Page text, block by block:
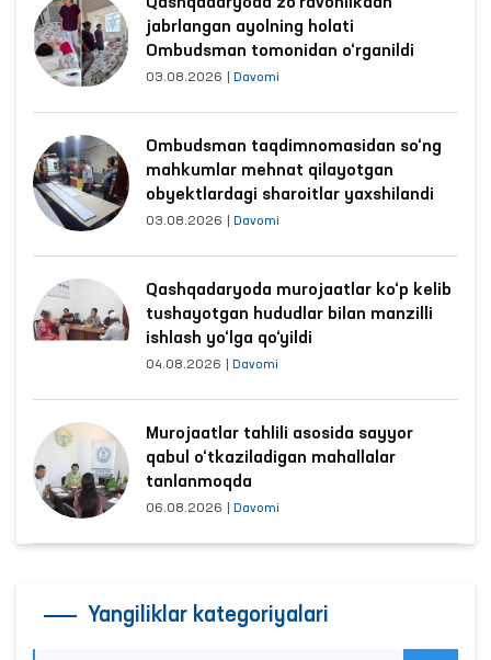
jabrlangan ayolning holati
Ombudsman tomonidan o‘rganildi
03.08.2026 Davomi
Ombudsman taqdimnomasidan so‘ng
mahkumlar mehnat qilayotgan
obyektlardagi sharoitlar yaxshilandi
03.08.2026 Davomi
Qashqadaryoda murojaatlar ko‘p kelib
tushayotgan hududlar bilan manzilli
ishlash yo‘lga qo‘yildi
04.08.2026 Davomi
Murojaatlar tahlili asosida sayyor
qabul o‘tkaziladigan mahallalar
tanlanmoqda
06.08.2026 Davomi
Yangiliklar kategoriyalari